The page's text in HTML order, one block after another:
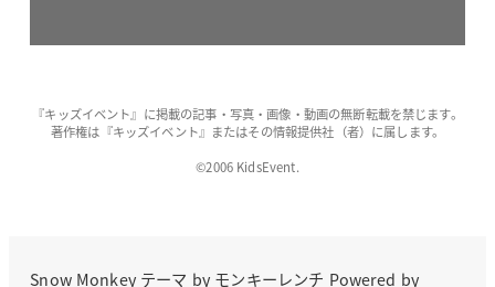
『キッズイベント』に掲載の記事・写真・画像・動画の無断転載を禁じます。
著作権は『キッズイベント』またはその情報提供社（者）に属します。
©2006 KidsEvent.
Snow Monkeyテーマ by モンキーレンチ Powered by